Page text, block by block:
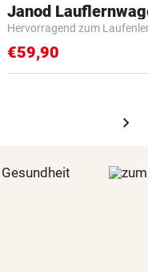
Janod
Hervorragend zum
€59,90
chevron_right